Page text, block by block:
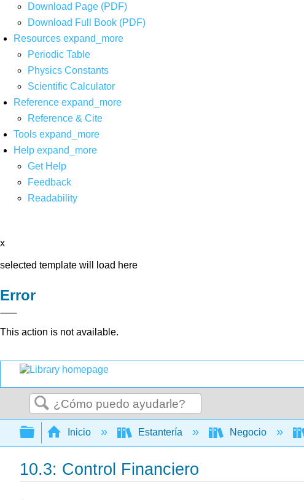
Download Page (PDF)
Download Full Book (PDF)
Resources expand_more
Periodic Table
Physics Constants
Scientific Calculator
Reference expand_more
Reference & Cite
Tools expand_more
Help expand_more
Get Help
Feedback
Readability
x
selected template will load here
Error
This action is not available.
Buscar
Expandir/contraer jerarquía global
Inicio Estantería Negocio
10.3: Control Financiero